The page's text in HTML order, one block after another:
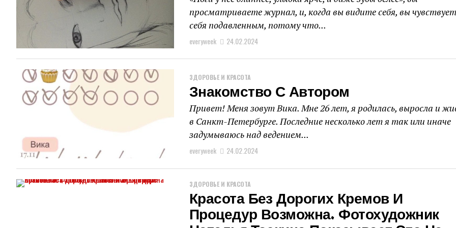
просматриваете журнал, и, когда вы видите себя, вы
себя подавленным, потому что...
everyweek 24.02.2024
ЗДОРОВЬЕ И КРАСОТА
Знакомство С Автором
Привет! Меня зовут Вика. Мне 26 лет, я родилась, выросла и
в Санкт-Петербурге. Последние несколько лет я так или иначе
задумываюсь над ведением...
everyweek 24.02.2024
ЗДОРОВЬЕ И КРАСОТА
Красота Без Дорогих Кремов И
Процедур Возможна. Фотохудожник